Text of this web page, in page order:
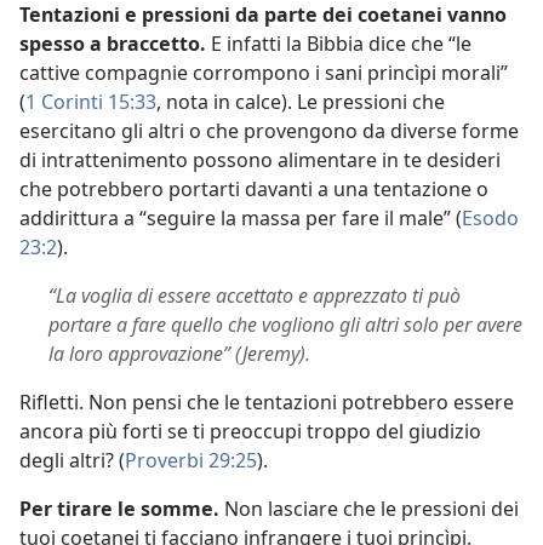
Tentazioni e pressioni da parte dei coetanei vanno
spesso a braccetto. E infatti la Bibbia dice che “le
cattive compagnie corrompono i sani princìpi morali”
(1 Corinti 15:33, nota in calce). Le pressioni che
esercitano gli altri o che provengono da diverse forme
di intrattenimento possono alimentare in te desideri
che potrebbero portarti davanti a una tentazione o
addirittura a “seguire la massa per fare il male” (Esodo
23:2).
“La voglia di essere accettato e apprezzato ti può
portare a fare quello che vogliono gli altri solo per avere
la loro approvazione” (Jeremy).
Rifletti. Non pensi che le tentazioni potrebbero essere
ancora più forti se ti preoccupi troppo del giudizio
degli altri? (Proverbi 29:25).
Per tirare le somme. Non lasciare che le pressioni dei
tuoi coetanei ti facciano infrangere i tuoi princìpi.